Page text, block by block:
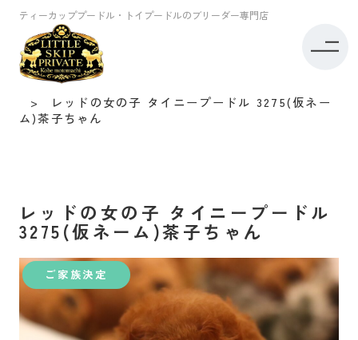
ティーカッププードル・トイプードルのブリーダー専門店
トイプードル専門店リトルスキップ TOP
子犬情報
レッドの女の子 タイニープードル 3275(仮ネー
ム)茶子ちゃん
レッドの女の子 タイニープードル
3275(仮ネーム)茶子ちゃん
ご家族決定